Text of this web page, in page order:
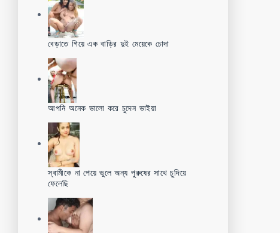
বেড়াতে গিয়ে এক বাড়ির দুই মেয়েকে চোদা
আপনি অনেক ভালো করে চুদেন ভাইয়া
স্বামীকে না পেয়ে ভুলে অন্য পুরুষের সাথে চুদিয়ে
ফেলেছি